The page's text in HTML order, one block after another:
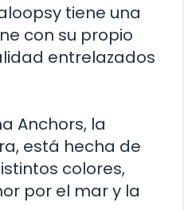
tiene una
con su propio
entrelazados
Anchors, la
está hecha de
colores,
por el mar y la